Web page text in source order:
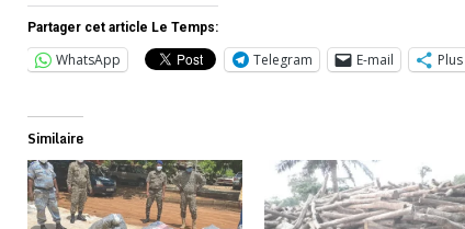
Partager cet article Le Temps:
WhatsApp Telegram E-mail Plus
Similaire